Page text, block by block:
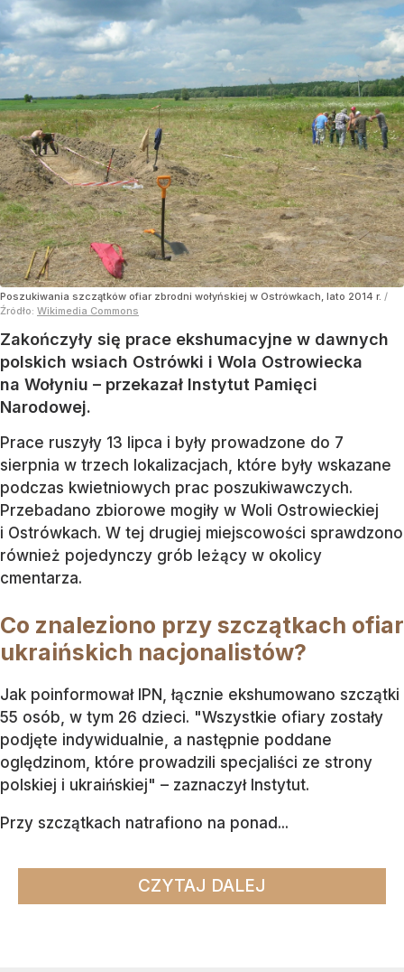
Poszukiwania szczątków ofiar zbrodni wołyńskiej w Ostrówkach, lato 2014 r. /
Źródło: Wikimedia Commons
Zakończyły się prace ekshumacyjne w dawnych
polskich wsiach Ostrówki i Wola Ostrowiecka
na Wołyniu – przekazał Instytut Pamięci
Narodowej.
Prace ruszyły 13 lipca i były prowadzone do 7
sierpnia w trzech lokalizacjach, które były wskazane
podczas kwietniowych prac poszukiwawczych.
Przebadano zbiorowe mogiły w Woli Ostrowieckiej
i Ostrówkach. W tej drugiej miejscowości sprawdzono
również pojedynczy grób leżący w okolicy
cmentarza.
Co znaleziono przy szczątkach ofiar
ukraińskich nacjonalistów?
Jak poinformował IPN, łącznie ekshumowano szczątki
55 osób, w tym 26 dzieci. "Wszystkie ofiary zostały
podjęte indywidualnie, a następnie poddane
oględzinom, które prowadzili specjaliści ze strony
polskiej i ukraińskiej" – zaznaczył Instytut.
Przy szczątkach natrafiono na ponad...
CZYTAJ DALEJ